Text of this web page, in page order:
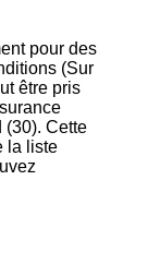
pour des
(Sur
être pris
(30). Cette
la liste